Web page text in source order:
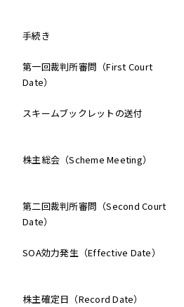
手続き
第一回裁判所審問（First Court
Date）
スキームブックレットの送付
株主総会（Scheme Meeting）
第二回裁判所審問（Second Court
Date）
SOA効力発生（Effective Date）
株主確定日（Record Date）